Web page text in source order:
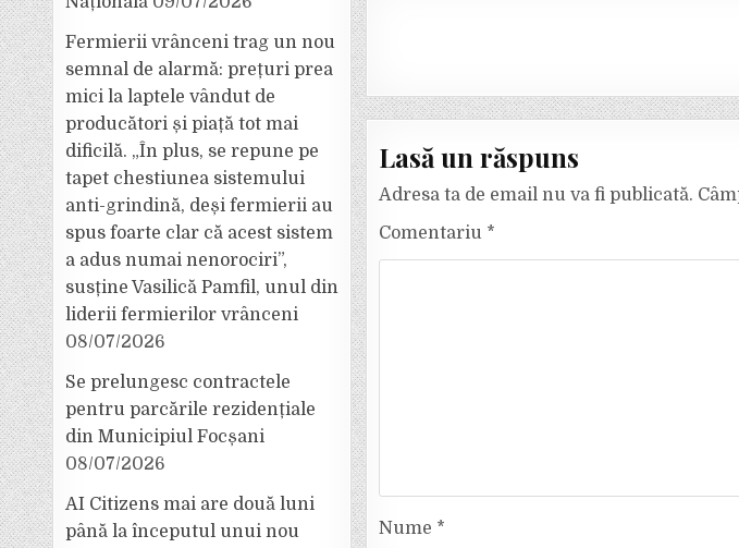
Lasă un răspuns
Adresa ta de email nu va fi publicată.
Comentariu *
Nume *
Fermierii vrânceni trag un nou
semnal de alarmă: prețuri prea
mici la laptele vândut de
producători și piață tot mai
dificilă. „În plus, se repune pe
tapet chestiunea sistemului
anti-grindină, deși fermierii au
spus foarte clar că acest sistem
a adus numai nenorociri”,
susține Vasilică Pamfil, unul din
liderii fermierilor vrânceni
08/07/2026
Se prelungesc contractele
pentru parcările rezidențiale
din Municipiul Focșani
08/07/2026
AI Citizens mai are două luni
până la începutul unui nou